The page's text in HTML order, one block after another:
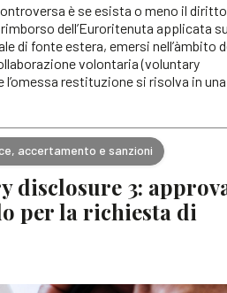
è se esista o meno il
dell’Euroritenuta applicata
di fonte estera, emersi nell’àmbito
volontaria (voluntary
l’omessa restituzione si risolva in una
accertamento e sanzioni
disclosure 3:
per la richiesta di